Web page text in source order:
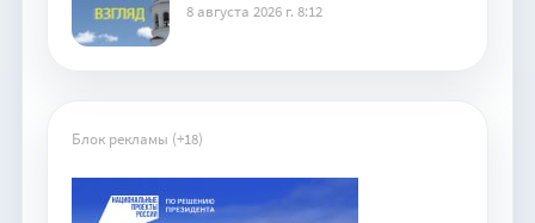
8 августа 2026 г. 8:12
Блок рекламы (+18)